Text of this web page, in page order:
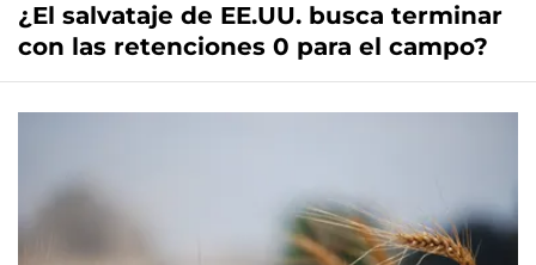
¿El salvataje de EE.UU. busca terminar
con las retenciones 0 para el campo?